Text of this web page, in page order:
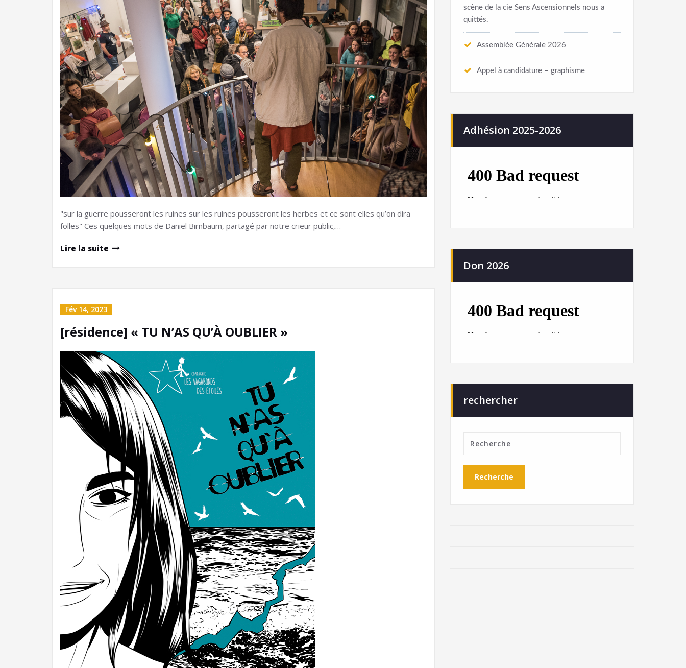
"sur la guerre pousseront les ruines sur les ruines pousseront les herbes et ce sont elles qu’on dira
folles" Ces quelques mots de Daniel Birnbaum, partagé par notre crieur public,…
Lire la suite
Fév 14, 2023
[résidence] « TU N’AS QU’À OUBLIER »
scène de la cie Sens Ascensionnels nous a
quittés.
Assemblée Générale 2026
Appel à candidature – graphisme
Adhésion 2025-2026
Don 2026
rechercher